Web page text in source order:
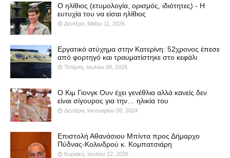
Ο ηλίθιος (ετυμολογία, ορισμός, ιδιότητες) - Η
ευτυχία του να είσαι ηλίθιος
Δευτέρα, Μαΐου 11, 2026
Εργατικό ατύχημα στην Κατερίνη: 52χρονος έπεσε
από φορτηγό και τραυματίστηκε στο κεφάλι
Τετάρτη, Ιουλίου 08, 2026
Ο Κιμ Γιονγκ Ουν έχει γενέθλια αλλά κανείς δεν
είναι σίγουρος για την… ηλικία του
Δευτέρα, Ιανουαρίου 08, 2024
Επιστολή Αθανάσιου Μπίντα προς Δήμαρχο
Πύδνας-Κολινδρού κ. Κομπατσιάρη
Κυριακή, Ιουλίου 12, 2026